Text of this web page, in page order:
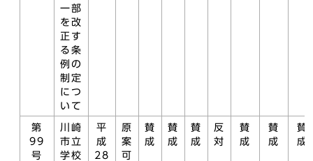
一部
を改
正す
る条
例の
制定
につ
いて
第
99
号
川崎
市立
学校
平
成
28
原
案
可
賛
成
賛
成
賛
成
反
対
賛
成
賛
成
賛
成